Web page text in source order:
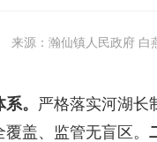
来源：瀚仙镇人民政府 白
。 严格落实河湖长
盖、监管无盲区。